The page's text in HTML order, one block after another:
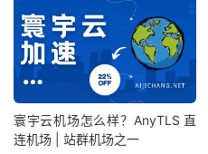
寰宇云机场怎么样？AnyTLS 直
连机场 | 站群机场之一